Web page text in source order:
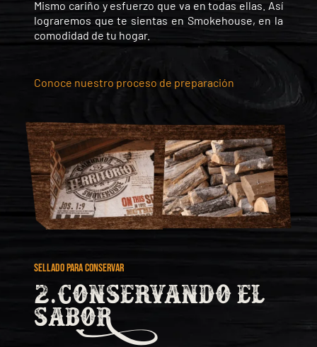
Mismo cariño y esfuerzo que va en todas ellas. Así
lograremos que te sientas en Smokehouse, en la
comodidad de tu hogar.
Conoce nuestro proceso de preparación
SELLADO PARA CONSERVAR
2.Conservando el
saboR